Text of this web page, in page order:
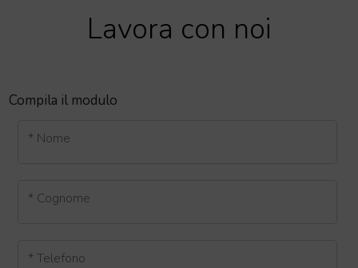
Lavora con noi
Compila il modulo
* Nome
* Cognome
* Telefono